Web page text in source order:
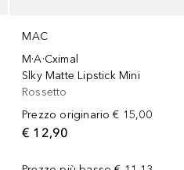
MAC
M·A·Cximal
Slky Matte Lipstick Mini
Rossetto
Prezzo originario € 15,00
€ 12,90